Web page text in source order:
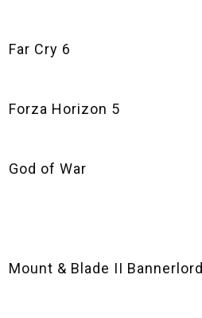
Far Cry 6
Forza Horizon 5
God of War
Mount & Blade II Bannerlord